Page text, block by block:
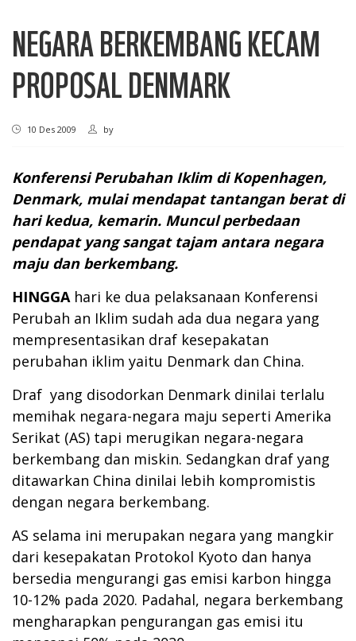
NEGARA BERKEMBANG KECAM
PROPOSAL DENMARK
10 Des 2009 by
Konferensi Perubahan Iklim di Kopenhagen,
Denmark, mulai mendapat tantangan berat di
hari kedua, kemarin. Muncul perbedaan
pendapat yang sangat tajam antara negara
maju dan berkembang.
HINGGA hari ke dua pelaksanaan Konferensi
Perubah an Iklim sudah ada dua negara yang
mempresentasikan draf kesepakatan
perubahan iklim yaitu Denmark dan China.
Draf yang disodorkan Denmark dinilai terlalu
memihak negara-negara maju seperti Amerika
Serikat (AS) tapi merugikan negara-negara
berkembang dan miskin. Sedangkan draf yang
ditawarkan China dinilai lebih kompromistis
dengan negara berkembang.
AS selama ini merupakan negara yang mangkir
dari kesepakatan Protokol Kyoto dan hanya
bersedia mengurangi gas emisi karbon hingga
10-12% pada 2020. Padahal, negara berkembang
mengharapkan pengurangan gas emisi itu